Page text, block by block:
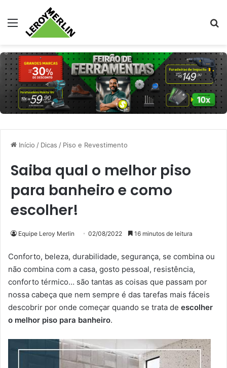
Menu
Início / Dicas / Piso e Revestimento
Saiba qual o melhor piso
para banheiro e como
escolher!
Equipe Leroy Merlin 02/08/2022 16 minutos de leitura
Conforto, beleza, durabilidade, segurança, se combina ou
não combina com a casa, gosto pessoal, resistência,
conforto térmico… são tantas as coisas que passam por
nossa cabeça que nem sempre é das tarefas mais fáceis
descobrir por onde começar quando se trata de escolher
o melhor piso para banheiro.